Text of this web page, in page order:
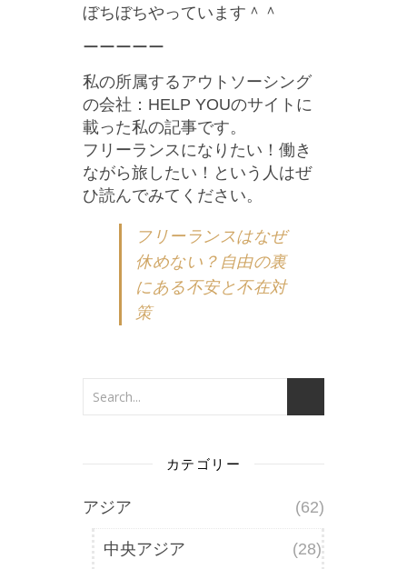
ぼちぼちやっています＾＾
ーーーーー
私の所属するアウトソーシング
の会社：HELP YOUのサイトに
載った私の記事です。
フリーランスになりたい！働き
ながら旅したい！という人はぜ
ひ読んでみてください。
フリーランスはなぜ
休めない？自由の裏
にある不安と不在対
策
カテゴリー
アジア (62)
中央アジア (28)